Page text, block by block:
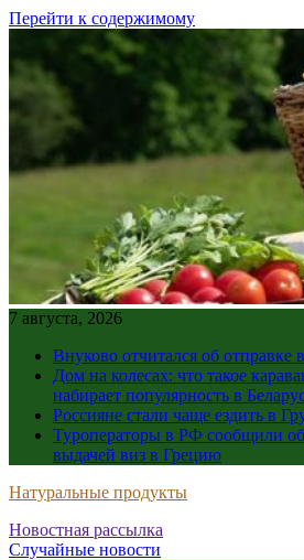
Перейти к содержимому
7 августа, 2026
Внуково отчитался об
Дом на колесах: что такое
набирает популярность в
Россияне стали чаще ездить в
Туроператоры в РФ сообщили
выдачей виз в Грецию
Натуральные продукты
Новостная рассылка
Случайные новости